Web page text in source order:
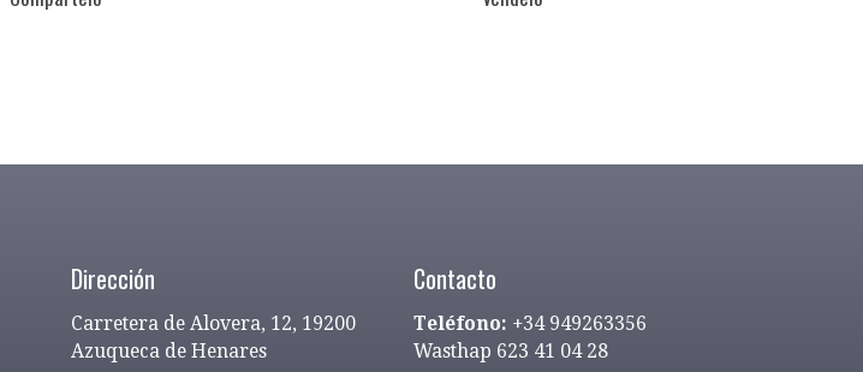
Dirección
Carretera de Alovera, 12, 19200
Azuqueca de Henares
Contacto
Teléfono: +34 949263356
Wasthap 623 41 04 28